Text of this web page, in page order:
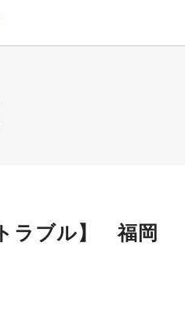
ラブル】 福岡